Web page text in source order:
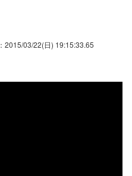
：2015/03/22(日) 19:15:33.65